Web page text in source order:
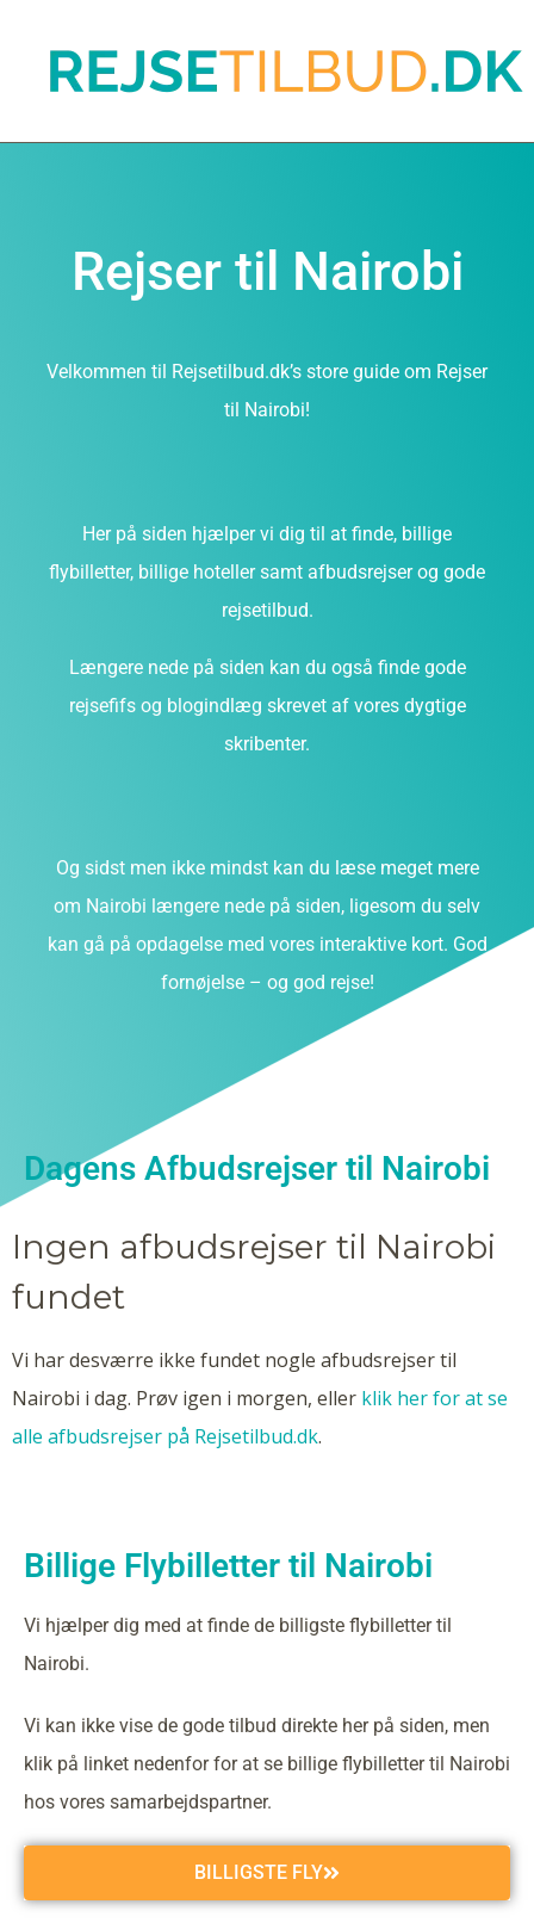
Rejser til Nairobi
Velkommen til Rejsetilbud.dk’s store guide om Rejser
til Nairobi!
Her på siden hjælper vi dig til at finde, billige
flybilletter, billige hoteller samt afbudsrejser og gode
rejsetilbud.
Længere nede på siden kan du også finde gode
rejsefifs og blogindlæg skrevet af vores dygtige
skribenter.
Og sidst men ikke mindst kan du læse meget mere
om Nairobi længere nede på siden, ligesom du selv
kan gå på opdagelse med vores interaktive kort. God
fornøjelse – og god rejse!
Dagens Afbudsrejser til Nairobi
Ingen afbudsrejser til Nairobi
fundet
Vi har desværre ikke fundet nogle afbudsrejser til
Nairobi i dag. Prøv igen i morgen, eller klik her for at se
alle afbudsrejser på Rejsetilbud.dk.
Billige Flybilletter til Nairobi
Vi hjælper dig med at finde de billigste flybilletter til
Nairobi.
Vi kan ikke vise de gode tilbud direkte her på siden, men
klik på linket nedenfor for at se billige flybilletter til Nairobi
hos vores samarbejdspartner.
BILLIGSTE FLY